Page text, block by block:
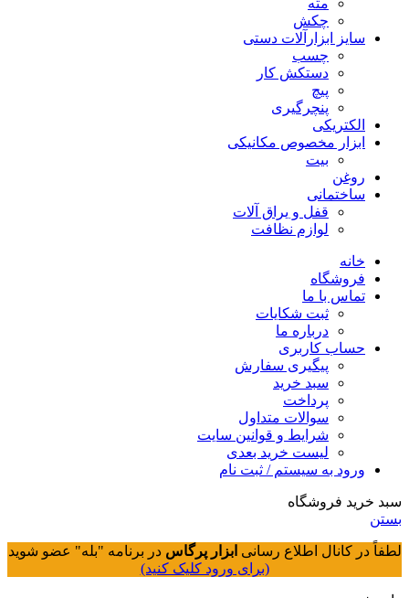
مته
چکش
سایز ابزارآلات دستی
چسب
دستکش کار
پیچ
پنچرگیری
الکتریکی
ابزار مخصوص مکانیکی
بیت
روغن
ساختمانی
قفل و یراق آلات
لوازم نظافت
خانه
فروشگاه
تماس با ما
ثبت شکایات
درباره ما
حساب کاربری
پیگیری سفارش
سبد خرید
پرداخت
سوالات متداول
شرایط و قوانین سایت
لیست خرید بعدی
ورود به سیستم / ثبت نام
سبد خرید فروشگاه
بستن
لطفاً در کانال اطلاع رسانی ابزار پرگاس در برنامه "بله" عضو شوید
(برای ورود کلیک کنید)